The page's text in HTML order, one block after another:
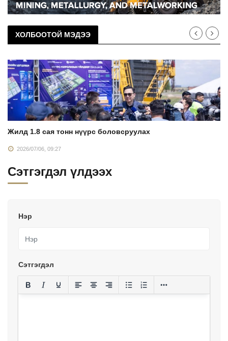
ХОЛБООТОЙ МЭДЭЭ
Жилд 1.8 сая тонн нүүрс боловсруулах
2026/07/06, 09:27
Сэтгэгдэл үлдээх
Нэр
Сэтгэгдэл